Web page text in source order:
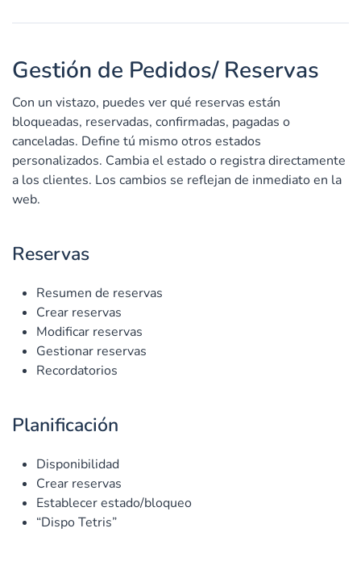
Gestión de Pedidos/ Reservas
Con un vistazo, puedes ver qué reservas están
bloqueadas, reservadas, confirmadas, pagadas o
canceladas. Define tú mismo otros estados
personalizados. Cambia el estado o registra directamente
a los clientes. Los cambios se reflejan de inmediato en la
web.
Reservas
Resumen de reservas
Crear reservas
Modificar reservas
Gestionar reservas
Recordatorios
Planificación
Disponibilidad
Crear reservas
Establecer estado/bloqueo
“Dispo Tetris”